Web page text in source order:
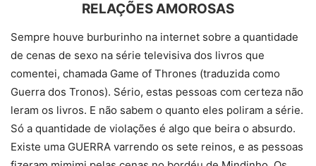
RELAÇÕES AMOROSAS
Sempre houve burburinho na internet sobre a quantidade
de cenas de sexo na série televisiva dos livros que
comentei, chamada Game of Thrones (traduzida como
Guerra dos Tronos). Sério, estas pessoas com certeza não
leram os livros. E não sabem o quanto eles poliram a série.
Só a quantidade de violações é algo que beira o absurdo.
Existe uma GUERRA varrendo os sete reinos, e as pessoas